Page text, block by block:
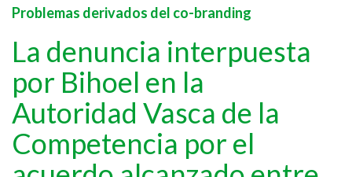
Problemas derivados del co-branding
La denuncia interpuesta
por Bihoel en la
Autoridad Vasca de la
Competencia por el